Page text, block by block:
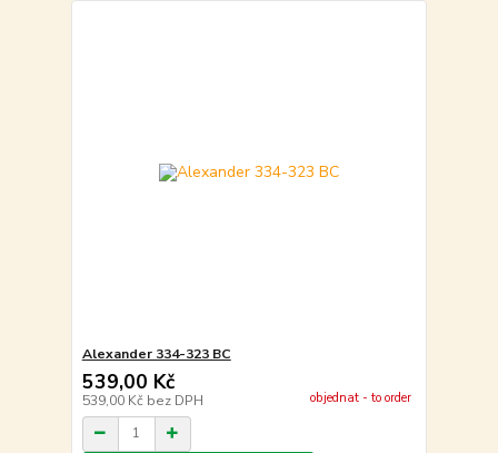
Alexander 334-323 BC
539,00 Kč
539,00 Kč bez DPH objednat - to order